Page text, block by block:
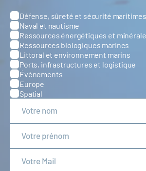
Catégories
Défense, sûreté et sécurité maritimes
Naval et nautisme
Ressources énergétiques et
Ressources biologiques marines
Littoral et environnement marins
Ports, infrastructures et logistique
Évènements
Europe
Spatial